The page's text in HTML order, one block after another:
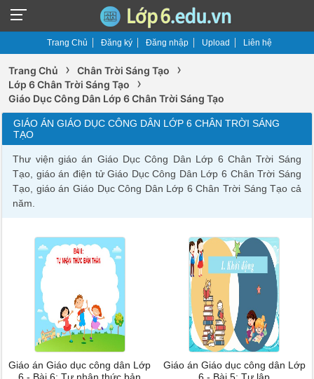
Trang Chủ Đăng ký Đăng nhập Upload Liên hệ
Trang Chủ › Chân Trời Sáng Tạo ›
Lớp 6 Chân Trời Sáng Tạo ›
Giáo Dục Công Dân Lớp 6 Chân Trời Sáng Tạo
GIÁO ÁN GIÁO DỤC CÔNG DÂN LỚP 6 CHÂN TRỜI SÁNG
TẠO
Thư viện giáo án Giáo Dục Công Dân Lớp 6 Chân Trời Sáng
Tạo, giáo án điện tử Giáo Dục Công Dân Lớp 6 Chân Trời Sáng
Tạo, giáo án Giáo Dục Công Dân Lớp 6 Chân Trời Sáng Tạo cả
năm.
Giáo án Giáo dục công dân Lớp
Giáo án Giáo dục công dân Lớp